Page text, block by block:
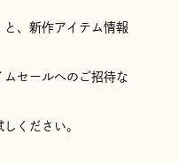
と、新作アイテム情報
ムセールへのご招待な
ください。